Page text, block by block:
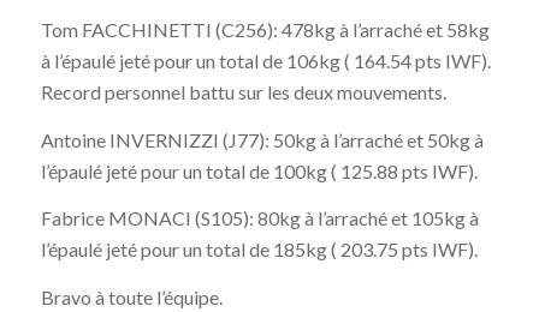
Tom FACCHINETTI (C256): 478kg à l’arraché et 58kg
à l’épaulé jeté pour un total de 106kg ( 164.54 pts IWF).
Record personnel battu sur les deux mouvements.
Antoine INVERNIZZI (J77): 50kg à l’arraché et 50kg à
l’épaulé jeté pour un total de 100kg ( 125.88 pts IWF).
Fabrice MONACI (S105): 80kg à l’arraché et 105kg à
l’épaulé jeté pour un total de 185kg ( 203.75 pts IWF).
Bravo à toute l’équipe.